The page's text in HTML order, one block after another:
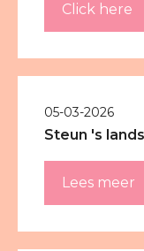
Click here
05-03-2026
Steun 's
Lees meer